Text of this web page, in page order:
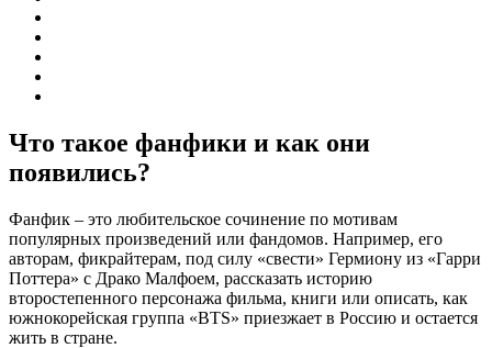
Что такое фанфики и как они
появились?
Фанфик – это любительское сочинение по мотивам
популярных произведений или фандомов. Например, его
авторам, фикрайтерам, под силу «свести» Гермиону из «Гарри
Поттера» с Драко Малфоем, рассказать историю
второстепенного персонажа фильма, книги или описать, как
южнокорейская группа «BTS» приезжает в Россию и остается
жить в стране.